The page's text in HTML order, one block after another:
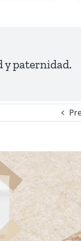
y paternidad.